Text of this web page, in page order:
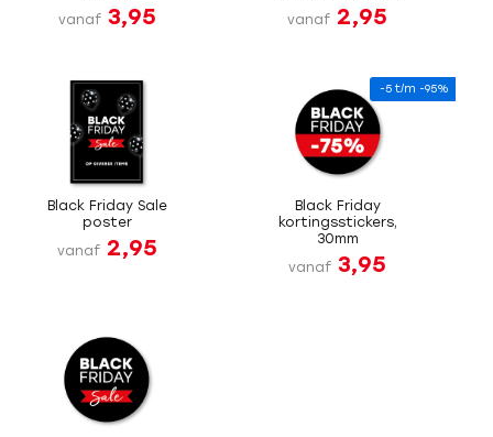
vanaf 3,95
vanaf 2,95
Black Friday Sale
poster
vanaf 2,95
-5 t/m -95%
Black Friday
kortingsstickers,
30mm
vanaf 3,95